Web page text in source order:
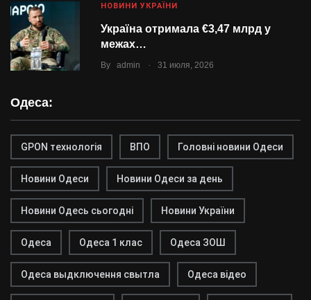
НОВИНИ УКРАЇНИ
Україна отримала €3,47 млрд у
межах…
By admin . 31 июля, 2026
Одеса:
GPON технологія ВПО Головні новини Одеси
Новини Одеси Новини Одеси за день
Новини Одесь сьогодні Новини України
Одеса Одеса 1 клас Одеса ЗОШ
Одеса выдключення свытла Одеса відео